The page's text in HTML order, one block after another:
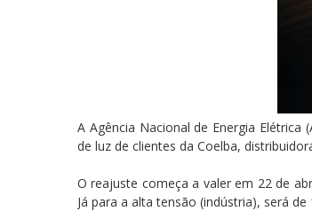
A Agência Nacional de Energia
de luz de clientes da Coelba,
O reajuste começa a valer em 22 de
Já para a alta tensão (indústria), será